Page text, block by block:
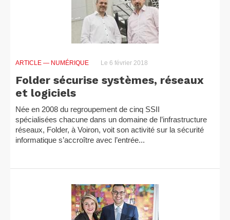
ARTICLE — NUMÉRIQUE Le 6 février 2018
Folder sécurise systèmes, réseaux
et logiciels
Née en 2008 du regroupement de cinq SSII
spécialisées chacune dans un domaine de l’infrastructure
réseaux, Folder, à Voiron, voit son activité sur la sécurité
informatique s’accroître avec l’entrée...